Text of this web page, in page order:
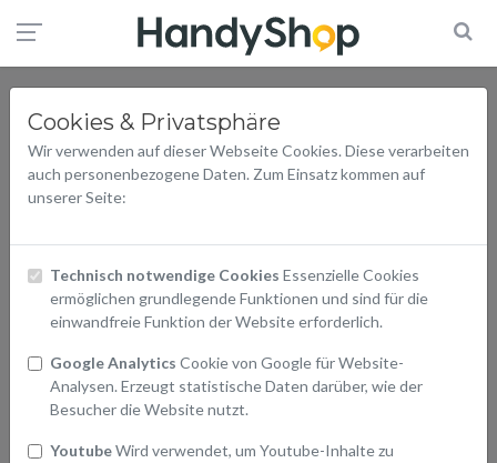
Cookies & Privatsphäre
Wir verwenden auf dieser Webseite Cookies. Diese verarbeiten
auch personenbezogene Daten. Zum Einsatz kommen auf
unserer Seite:
Technisch notwendige Cookies Essenzielle Cookies
ermöglichen grundlegende Funktionen und sind für die
einwandfreie Funktion der Website erforderlich.
Google Analytics Cookie von Google für Website-
Analysen. Erzeugt statistische Daten darüber, wie der
Besucher die Website nutzt.
YoutubeWird verwendet, um Youtube-Inhalte zu